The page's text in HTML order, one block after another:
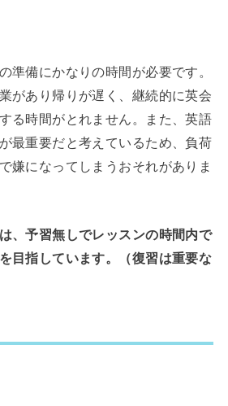
準備にかなりの時間が必要です。
があり帰りが遅く、継続的に英会
る時間がとれません。また、英語
最重要だと考えているため、負荷
嫌になってしまうおそれがありま
、予習無しでレッスンの時間内で
目指しています。（復習は重要な